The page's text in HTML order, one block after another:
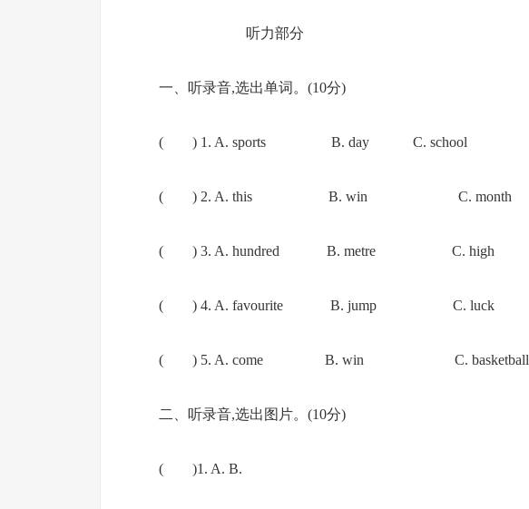
听力部分
一、听录音,选出单词。(10分)
( ) 1. A. sports B. day C. school
( ) 2. A. this B. win C. month
( ) 3. A. hundred B. metre C. high
( ) 4. A. favourite B. jump C. luck
( ) 5. A. come B. win C. basketball
二、听录音,选出图片。(10分)
( )1. A. B.